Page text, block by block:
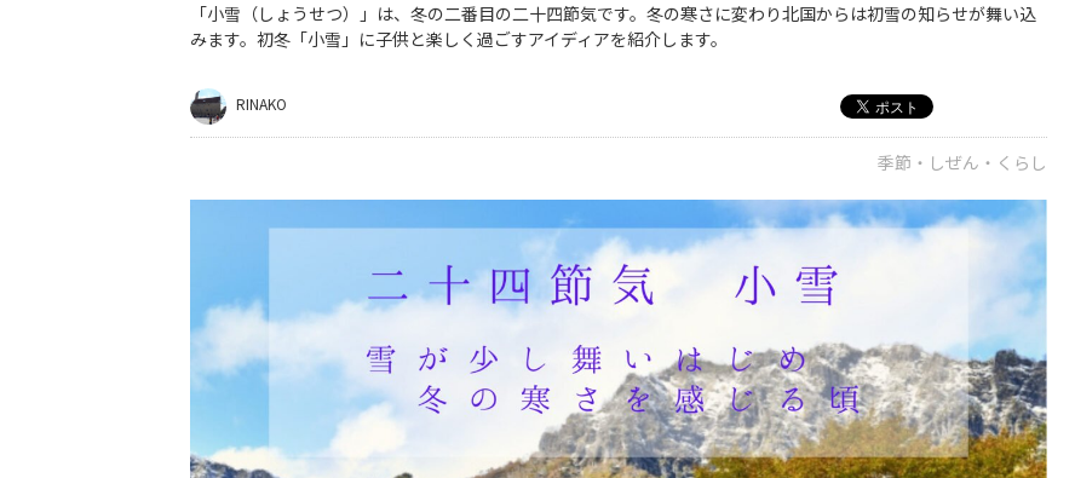
「小雪（しょうせつ）」は、冬の二番目の二十四節気です。冬の寒さに変わり北国からは初雪の知らせが舞い込
みます。初冬「小雪」に子供と楽しく過ごすアイディアを紹介します。
RINAKO
季節・しぜん・くらし